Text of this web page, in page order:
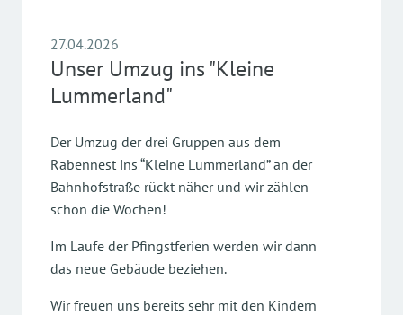
27.04.2026
Unser Umzug ins "Kleine
Lummerland"
Der Umzug der drei Gruppen aus dem
Rabennest ins “Kleine Lummerland” an der
Bahnhofstraße rückt näher und wir zählen
schon die Wochen!
Im Laufe der Pfingstferien werden wir dann
das neue Gebäude beziehen.
Wir freuen uns bereits sehr mit den Kindern